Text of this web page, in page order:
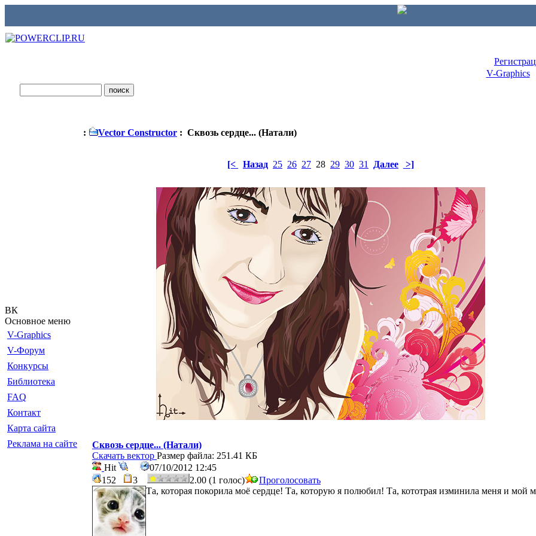
V-Graphics
ВК
Основное меню
V-Graphics
V-Форум
Конкурсы
Библиотека
FAQ
Контакт
Карта сайта
Реклама на сайте
: Vector Constructor : Сквозь сердце... (Натали)
[< Назад 25 26 27 28 29 30 31 Далее >]
Сквозь сердце... (Натали)
Скачать вектор Размер файла: 251.41 КБ
Hit
07/10/2012 12:45
152
3 2.00 (1 голос)
Проголосовать
Та, которая покорила моё сердце! Та, которую я полюбил! Та, кототрая изминила меня и мой